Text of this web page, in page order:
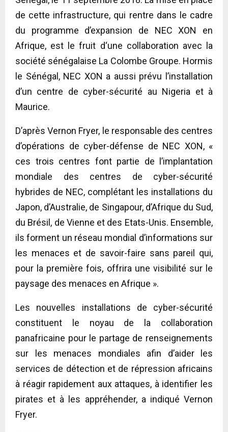
de cette infrastructure, qui rentre dans le cadre
du programme d’expansion de NEC XON en
Afrique, est le fruit d‘une collaboration avec la
société sénégalaise La Colombe Groupe. Hormis
le Sénégal, NEC XON a aussi prévu l’installation
d’un centre de cyber-sécurité au Nigeria et à
Maurice.
D’après Vernon Fryer, le responsable des centres
d’opérations de cyber-défense de NEC XON, «
ces trois centres font partie de l’implantation
mondiale des centres de cyber-sécurité
hybrides de NEC, complétant les installations du
Japon, d’Australie, de Singapour, d’Afrique du Sud,
du Brésil, de Vienne et des Etats-Unis. Ensemble,
ils forment un réseau mondial d’informations sur
les menaces et de savoir-faire sans pareil qui,
pour la première fois, offrira une visibilité sur le
paysage des menaces en Afrique ».
Les nouvelles installations de cyber-sécurité
constituent le noyau de la collaboration
panafricaine pour le partage de renseignements
sur les menaces mondiales afin d’aider les
services de détection et de répression africains
à réagir rapidement aux attaques, à identifier les
pirates et à les appréhender, a indiqué Vernon
Fryer.